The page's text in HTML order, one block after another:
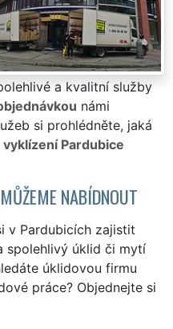
a kvalitní služby
námi
si prohlédněte, jaká
vyklízení Pardubice
NABÍDNOUT
v Pardubicích zajistit
spolehlivý úklid či mytí
úklidovou firmu
práce? Objednejte si